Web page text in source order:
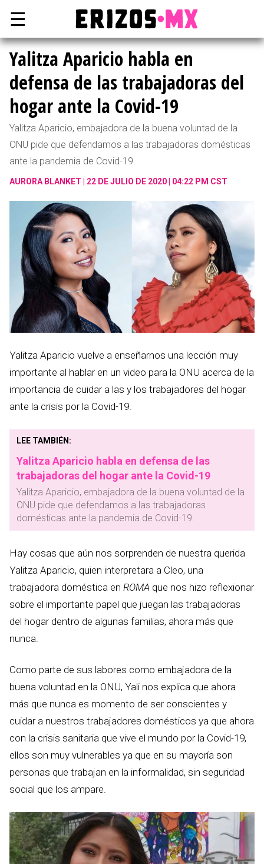
☰
Yalitza Aparicio habla en
defensa de las trabajadoras del
hogar ante la Covid-19
Yalitza Aparicio, embajadora de la buena voluntad de la
ONU pide que defendamos a las trabajadoras domésticas
ante la pandemia de Covid-19.
AURORA BLANKET 22 DE JULIO DE 2020 | 04:22 PM CST
Yalitza Aparicio vuelve a enseñarnos una lección muy
importante al hablar en un video para la ONU acerca de la
importancia de cuidar a las y los trabajadores del hogar
ante la crisis por la Covid-19.
LEE TAMBIÉN:
Yalitza Aparicio habla en defensa de las
trabajadoras del hogar ante la Covid-19
Yalitza Aparicio, embajadora de la buena voluntad de la
ONU pide que defendamos a las trabajadoras
domésticas ante la pandemia de Covid-19.
Hay cosas que aún nos sorprenden de nuestra querida
Yalitza Aparicio, quien interpretara a Cleo, una
trabajadora doméstica en ROMA que nos hizo reflexionar
sobre el importante papel que juegan las trabajadoras
del hogar dentro de algunas familias, ahora más que
nunca.
Como parte de sus labores como embajadora de la
buena voluntad en la ONU, Yali nos explica que ahora
más que nunca es momento de ser conscientes y
cuidar a nuestros trabajadores domésticos ya que ahora
con la crisis sanitaria que vive el mundo por la Covid-19,
ellos son muy vulnerables ya que en su mayoría son
personas que trabajan en la informalidad, sin seguridad
social que los ampare.